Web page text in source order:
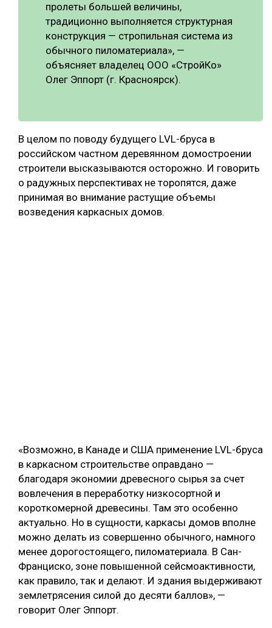
пролеты большей величины,
традиционно выполняется структурная
конструкция — стропильная система из
обычного пиломатериала», —
объясняет владелец ООО «СтройКо»
Олег Эппорт (г. Красноярск).
В целом по поводу будущего LVL-бруса в
российском частном деревянном домостроении
строители высказываются осторожно. И говорить
о радужных перспективах не торопятся, даже
принимая во внимание растущие объемы
возведения каркасных домов.
«Возможно, в Канаде и США применение LVL-бруса
в каркасном строительстве оправдано —
благодаря экономии древесного сырья за счет
вовлечения в переработку низкосортной и
короткомерной древесины. Там это особенно
актуально. Но в сущности, каркасы домов вполне
можно делать из совершенно обычного, намного
менее дорогостоящего, пиломатериала. В Сан-
Франциско, зоне повышенной сейсмоактивности,
как правило, так и делают. И здания выдерживают
землетрясения силой до десяти баллов», —
говорит Олег Эппорт.